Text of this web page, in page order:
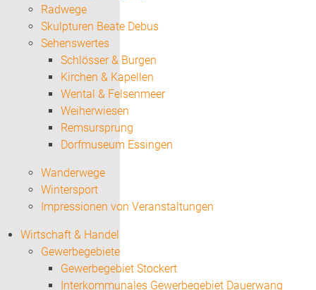
Radwege
Skulpturen Beate Debus
Sehenswertes
Schlösser & Burgen
Kirchen & Kapellen
Wental & Felsenmeer
Weiherwiesen
Remsursprung
Dorfmuseum Essingen
Wanderwege
Wintersport
Impressionen von Veranstaltungen
Wirtschaft & Handel
Gewerbegebiete
Gewerbegebiet Stockert
Interkommunales Gewerbegebiet Dauerwang